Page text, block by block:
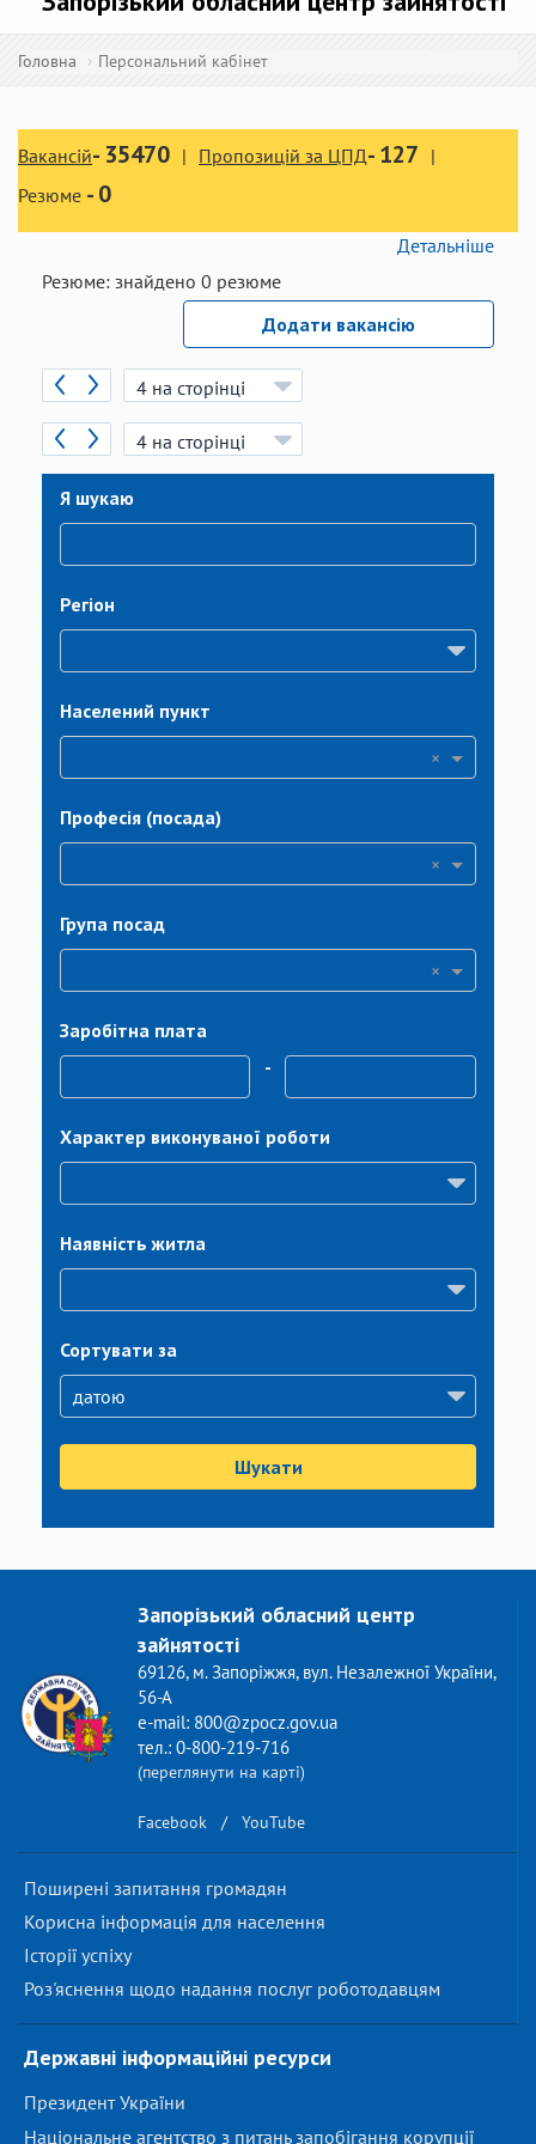
Головна Персональний кабінет
Вакансій- 35470 Пропозицій за ЦПД-127
Резюме -0
Детальніше
Резюме: знайдено 0 резюме
Додати вакансію
Я шукаю
Регіон
Населений пункт
×
Професія (посада)
×
Група посад
×
Заробітна плата
-
Характер виконуваної роботи
Наявність житла
Сортувати за
Шукати
Запорізький обласний центр
зайнятості
69126, м. Запоріжжя, вул. Незалежної України,
56-А
e-mail: 800@zpocz.gov.ua
тел.: 0-800-219-716
(переглянути на карті)
Facebook / YouTube
Поширені запитання громадян
Корисна інформація для населення
Історії успіху
Роз'яснення щодо надання послуг роботодавцям
Державні інформаційні ресурси
Президент України
Національне агентство з питань запобігання корупції